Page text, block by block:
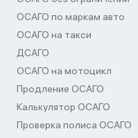
ОСАГО по маркам авто
ОСАГО на такси
ДСАГО
ОСАГО на мотоцикл
Продление ОСАГО
Калькулятор ОСАГО
Проверка полиса ОСАГО